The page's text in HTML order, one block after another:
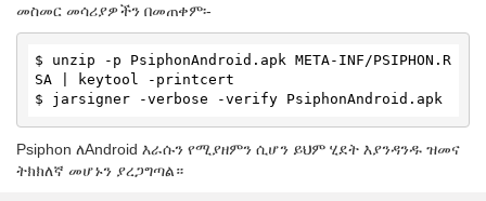
መስመር መሳሪያዎችን በመጠቀም፡-
$ unzip -p PsiphonAndroid.apk META-INF/PSIPHON.R
SA | keytool -printcert
$ jarsigner -verbose -verify PsiphonAndroid.apk
Psiphon ለAndroid እራሱን የሚያዘምን ሲሆን ይህም ሂደት እያንዳንዱ ዝመና
ትክክለኛ መሆኑን ያረጋግጣል።